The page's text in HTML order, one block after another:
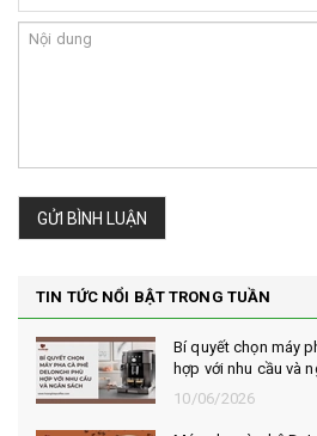
GỬI BÌNH LUẬN
TIN TỨC NỔI BẬT TRONG TUẦN
Bí quyết chọn máy
hợp với nhu cầu và
10/06/2026